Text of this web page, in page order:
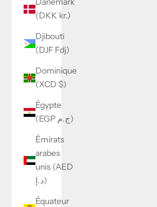
(DKK kr.)
Djibouti
(DJF Fdj)
Dominique
(XCD $)
Égypte
(EGP ج.م)
Émirats
arabes
unis (AED
د.إ)
Équateur